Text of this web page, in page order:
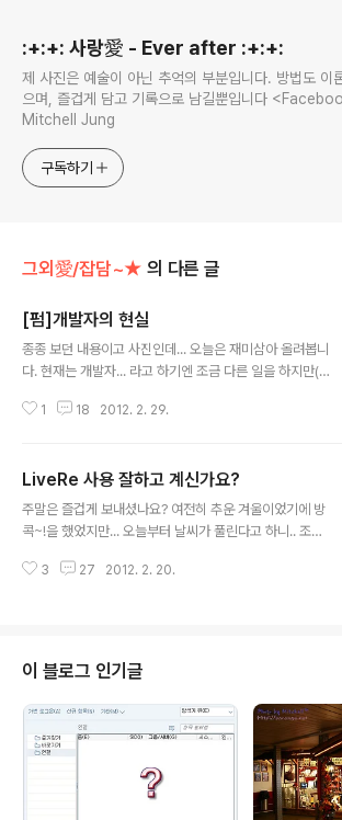
:+:+: 사랑愛 - Ever after :+:+:
제 사진은 예술이 아닌 추억의 부분입니다. 방법도 이론도 없
으며, 즐겁게 담고 기록으로 남길뿐입니다 <Facebook>
Mitchell Jung
구독하기
그외愛/잡담~★ 의 다른 글
[펌]개발자의 현실
종종 보던 내용이고 사진인데... 오늘은 재미삼아 올려봅니
다. 현재는 개발자... 라고 하기엔 조금 다른 일을 하지만(그
요 ㅋ 이쪽 일하는 분들께만 공감이 가는 내용이려나요? 꼭
즐겁게 하시고~ 징검다리로 쉬는 분도, 연휴로 쉬는 분도
있으실텐데... 행복 가득한 하루 되시길 바랍니다^^
1 18 2012. 2. 29.
LiveRe 사용 잘하고 계신가요?
주말은 즐겁게 보내셨나요? 여전히 추운 겨울이었기에 방
콕~!을 했었지만... 오늘부터 날씨가 풀린다고 하니.. 조금
이 된다는군요~ 오늘은 LiveRe 관련하여 몇 자 끄적여 봅
~ 했었답니다. 참고로! 전 크롬(Chrome)을 사용합니다.
(가끔 파폭을 사용하기도 하지만 거의 크롬입니다) 처음 사
용!! LiveRe에 글을 쓰면 T-Story 에도 댓글로 남습니다
~! 오! 괜찮은데? 답글은 어디에 달지? 위에 라이브리에 남
겨야 하나 아님 티스토리에 남겨야 하나 잠시 고민합니다~
3 27 2012. 2. 20.
이 블로그 인기글